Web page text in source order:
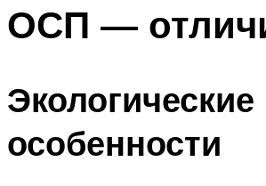
ОСП —
Экологические
особенности